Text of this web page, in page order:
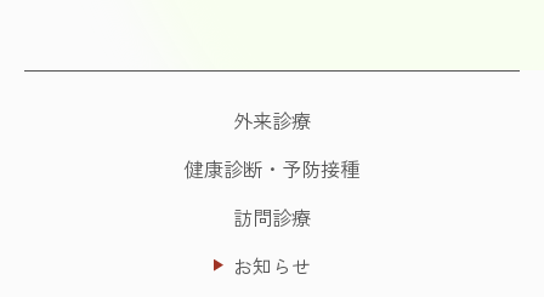
の
外来診療
健康診断・予防接種
訪問診療
お知らせ